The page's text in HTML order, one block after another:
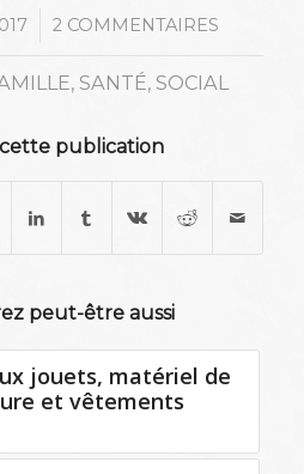
2 COMMENTAIRES
, SANTÉ, SOCIAL
publication
peut-être aussi
jouets, matériel de
et vêtements